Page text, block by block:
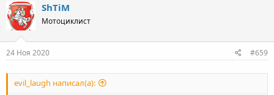
c
t
i
o
n
s
ShTiM
Мотоциклист
24 Ноя 2020 #659
evil_laugh написал(а):